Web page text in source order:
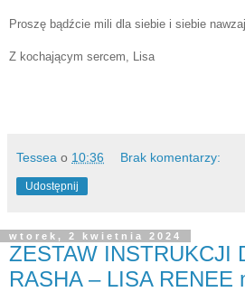
Proszę bądźcie mili dla siebie i siebie
Z kochającym sercem, Lisa
Tessea o 10:36 Brak komentarzy:
Udostępnij
wtorek, 2 kwietnia 2024
ZESTAW INSTRUKCJI
RASHA – LISA RENEE